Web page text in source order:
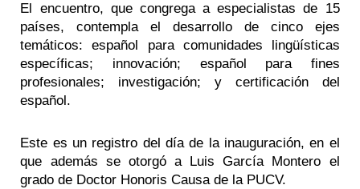
El encuentro, que congrega a especialistas de 15
países, contempla el desarrollo de cinco ejes
temáticos: español para comunidades lingüísticas
específicas; innovación; español para fines
profesionales; investigación; y certificación del
español.
Este es un registro del día de la inauguración, en el
que además se otorgó a Luis García Montero el
grado de Doctor Honoris Causa de la PUCV.